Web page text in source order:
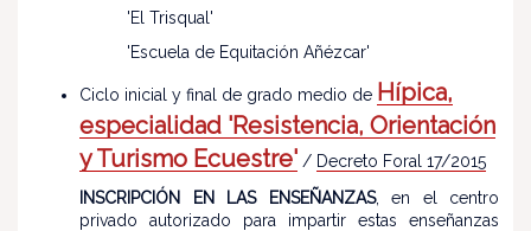
'El Trisqual'
'Escuela de Equitación Añézcar'
Ciclo inicial y final de grado medio de Hípica,
especialidad 'Resistencia, Orientación
y Turismo Ecuestre' / Decreto Foral 17/2015
INSCRIPCIÓN EN LAS ENSEÑANZAS, en el centro
privado autorizado para impartir estas enseñanzas